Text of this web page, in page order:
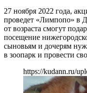
27 ноября 2022 года,
проведет «Лимпопо» в
от возраста смогут
посещение
сыновьям и дочерям
в зоопарк и провести
https://kudann.ru/